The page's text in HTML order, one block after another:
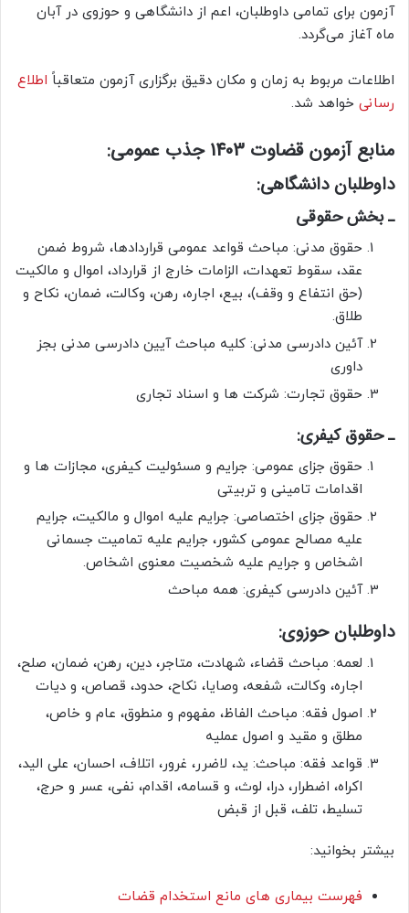
آزمون برای تمامی داوطلبان، اعم از دانشگاهی و حوزوی در آبان
ماه آغاز می‌گردد.
اطلاعات مربوط به زمان و مکان دقیق برگزاری آزمون متعاقباً اطلاع
رسانی خواهد شد.
منابع آزمون قضاوت 1403 جذب عمومی:
داوطلبان دانشگاهی:
ـ بخش حقوقی
حقوق مدنی: مباحث قواعد عمومی قراردادها، شروط ضمن
عقد، سقوط تعهدات، الزامات خارج از قرارداد، اموال و مالکیت
(حق انتفاع و وقف)، بیع، اجاره، رهن، وکالت، ضمان، نکاح و
طلاق.
آئین دادرسی مدنی: کلیه مباحث آیین دادرسی مدنی بجز
داوری
حقوق تجارت: شرکت ها و اسناد تجاری
ـ حقوق کیفری:
حقوق جزای عمومی: جرایم و مسئولیت کیفری، مجازات ها و
اقدامات تامینی و تربیتی
حقوق جزای اختصاصی: جرایم علیه اموال و مالکیت، جرایم
علیه مصالح عمومی کشور، جرایم علیه تمامیت جسمانی
اشخاص و جرایم علیه شخصیت معنوی اشخاص.
آئین دادرسی کیفری: همه مباحث
داوطلبان حوزوی:
لعمه: مباحث قضاء، شهادت، متاجر، دین، رهن، ضمان، صلح،
اجاره، وکالت، شفعه، وصایا، نکاح، حدود، قصاص، و دیات
اصول فقه: مباحث الفاظ، مفهوم و منطوق، عام و خاص،
مطلق و مقید و اصول عملیه
قواعد فقه: مباحث: ید، لاضرر، غرور، اتلاف، احسان، علی الید،
اکراه، اضطرار، درا، لوث، و قسامه، اقدام، نفی، عسر و حرج،
تسلیط، تلف، قبل از قبض
بیشتر بخوانید:
فهرست بیماری های مانع استخدام قضات